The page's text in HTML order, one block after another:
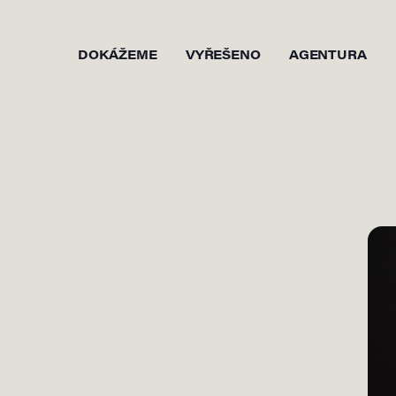
DOKÁŽEME VYŘEŠENO AGENTURA